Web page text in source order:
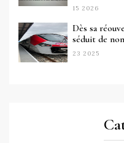
15 2026
Dès sa
séduit de
23 2025